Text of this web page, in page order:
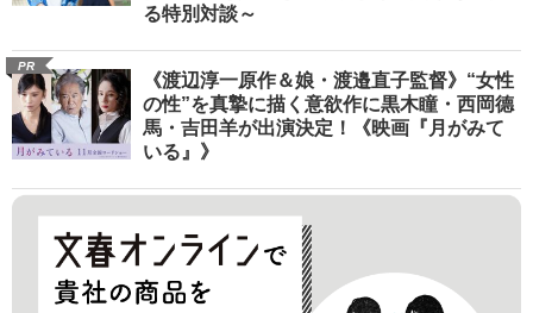
る特別対談～
PR
《渡辺淳一原作＆娘・渡邉直子監督》“女性
の性”を真摯に描く意欲作に黒木瞳・西岡德
馬・吉田羊が出演決定！《映画『月がみて
いる』》